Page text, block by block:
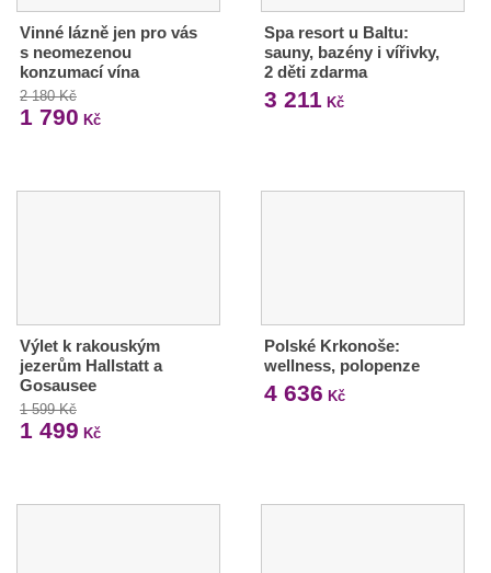
Vinné lázně jen pro vás
s neomezenou
konzumací vína
2 180 Kč
1 790 Kč
Spa resort u Baltu:
sauny, bazény i vířivky,
2 děti zdarma
3 211 Kč
Výlet k rakouským
jezerům Hallstatt a
Gosausee
1 599 Kč
1 499 Kč
Polské Krkonoše:
wellness, polopenze
4 636 Kč